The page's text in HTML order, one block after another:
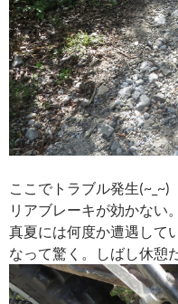
ここでトラブル発生(~_~)
リアブレーキが効かない
真夏には何度か遭遇して
なって驚く。しばし休憩